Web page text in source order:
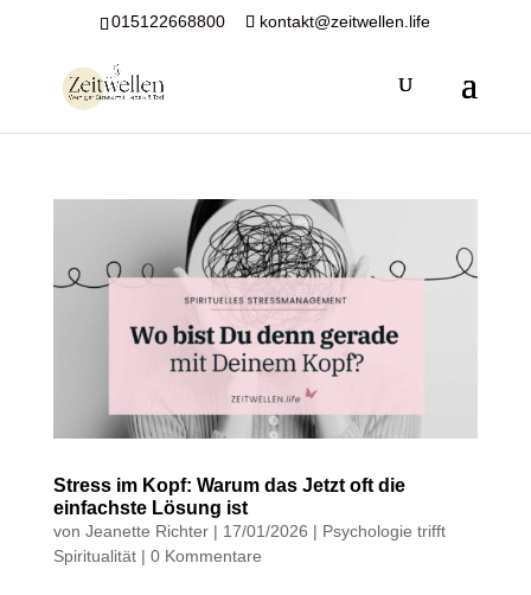
015122668800 kontakt@zeitwellen.life
Stress im Kopf: Warum das Jetzt oft die
einfachste Lösung ist
von Jeanette Richter| 17/01/2026 | Psychologie trifft
Spiritualität| 0 Kommentare